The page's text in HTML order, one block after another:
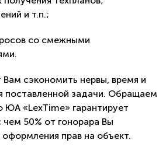
и т.п.;
со смежными
сэкономить нервы, время и
поставленной задачи. Обращаем
ЮА «LexTime» гарантирует
чем 50% от гонорара Вы
прав на объект.